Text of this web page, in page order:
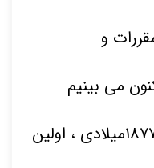
و
می بینیم
میلادی ، اولین